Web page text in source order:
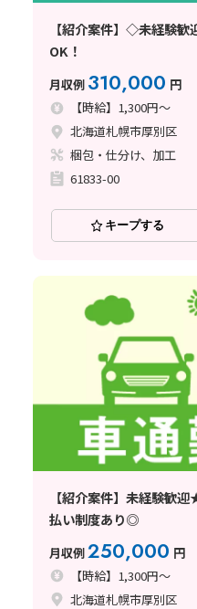
【紹介案件】◇未経験
OK！
月収例 310,000 円
【時給】1,300円～
北海道札幌市厚別区
梱包・仕分け、加工
61833-00
キープする
【紹介案件】未経験歓
払い制度あり◎
月収例250,000 円
【時給】1,300円～
北海道札幌市厚別区